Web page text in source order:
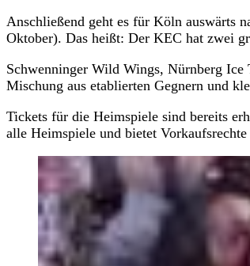
Anschließend geht es für Köln auswärts
Oktober). Das heißt: Der KEC hat zwei
Schwenninger Wild Wings, Nürnberg Ice
Mischung aus etablierten Gegnern und
Tickets für die Heimspiele sind bereits
alle Heimspiele und bietet